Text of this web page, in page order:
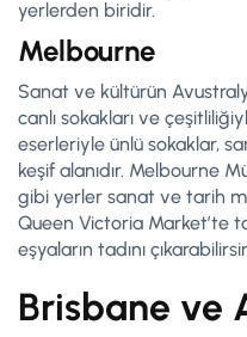
yerlerden biridir.
Melbourne
Sanat ve kültürün
canlı sokakları ve
eserleriyle ünlü sokaklar,
keşif alanıdır. Melbourne
gibi yerler sanat ve tarih
Queen Victoria Market’te
eşyaların tadını
Brisbane ve